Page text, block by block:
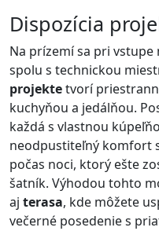
Dispozícia
Na prízemí sa pri vstupe
spolu s technickou
projektetvorí
kuchyňou a jedálňou.
každá s vlastnou
neodpustiteľný komfort
počas noci, ktorý ešte
šatník. Výhodou tohto
aj terasa, kde môžete
večerné posedenie s